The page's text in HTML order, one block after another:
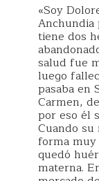
«Soy
Anchundia
tiene dos
salud fue
luego
pasaba en
Carmen,
por eso él
Cuando
forma
quedó
materna.